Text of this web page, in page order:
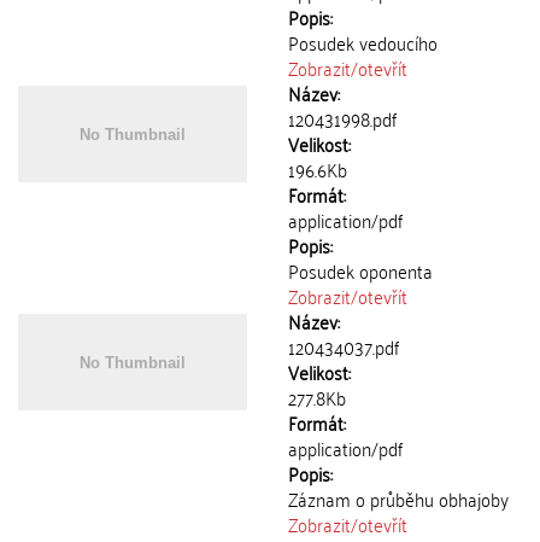
Popis:
Posudek vedoucího
Zobrazit/otevřít
Název:
120431998.pdf
Velikost:
196.6Kb
Formát:
application/pdf
Popis:
Posudek oponenta
Zobrazit/otevřít
Název:
120434037.pdf
Velikost:
277.8Kb
Formát:
application/pdf
Popis:
Záznam o průběhu obhajoby
Zobrazit/otevřít